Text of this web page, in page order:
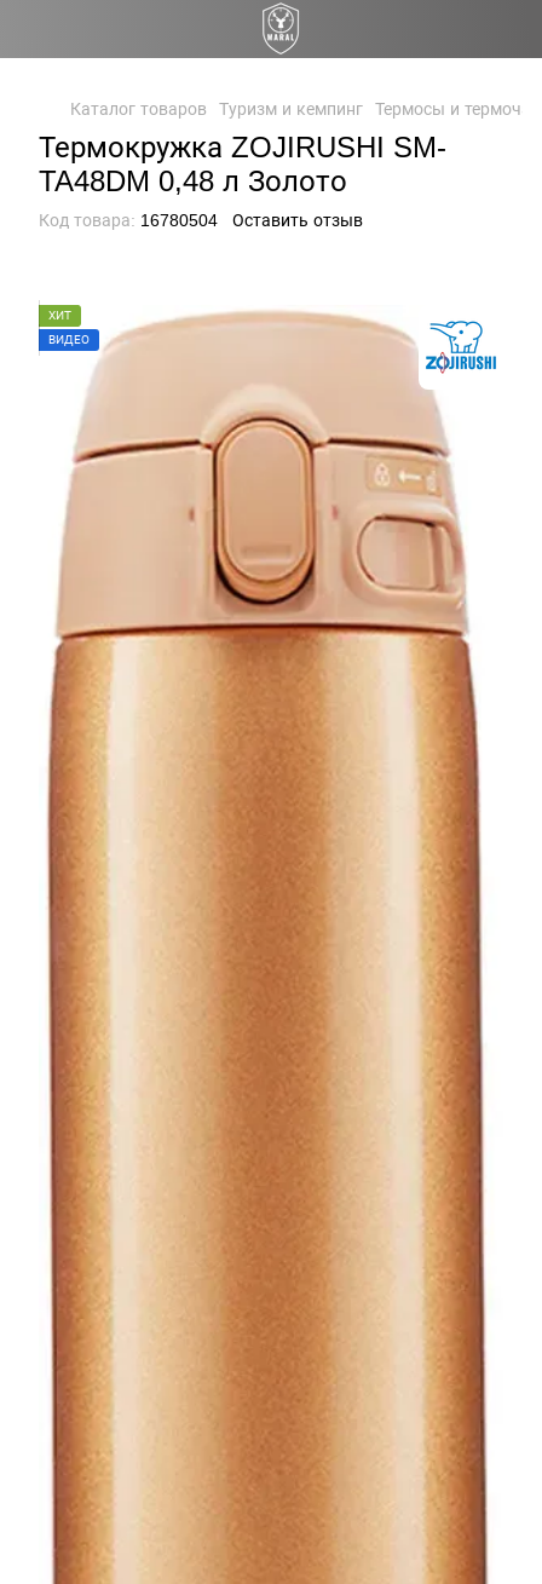
Каталог товаров Туризм и кемпинг Термосы и
Термокружка ZOJIRUSHI SM-
TA48DM 0,48 л Золото
Код товара: 16780504 Оставить отзыв
ХИТ
ВИДЕО